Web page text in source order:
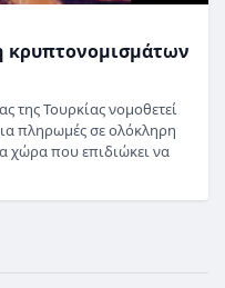
κρυπτονομισμάτων
της Τουρκίας νομοθετεί
πληρωμές σε ολόκληρη
χώρα που επιδιώκει να